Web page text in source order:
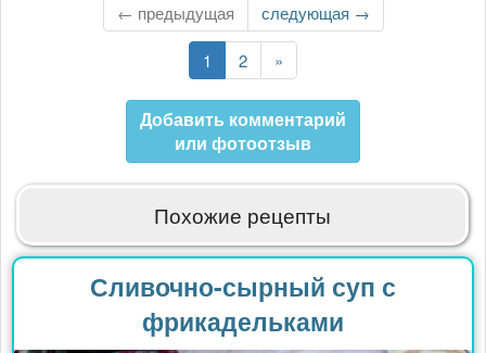
← предыдущая
Следующая
страница
следующая →
Текущая
страница
1 Страница
2
Последняя
страница
»
Добавить комментарий
или фотоотзыв
Похожие рецепты
Сливочно-сырный суп с
фрикадельками